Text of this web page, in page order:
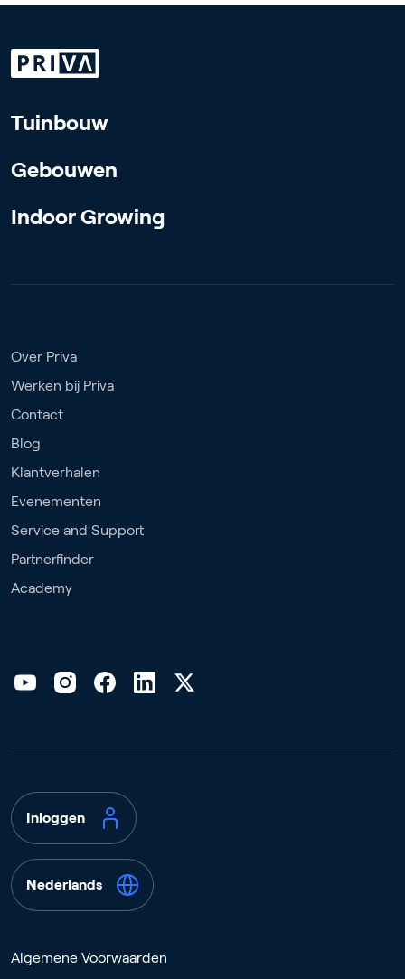
Tuinbouw
Gebouwen
Indoor Growing
Over Priva
Werken bij Priva
Contact
Blog
Klantverhalen
Evenementen
Service and Support
Partnerfinder
Academy
Inloggen
Nederlands
Algemene Voorwaarden